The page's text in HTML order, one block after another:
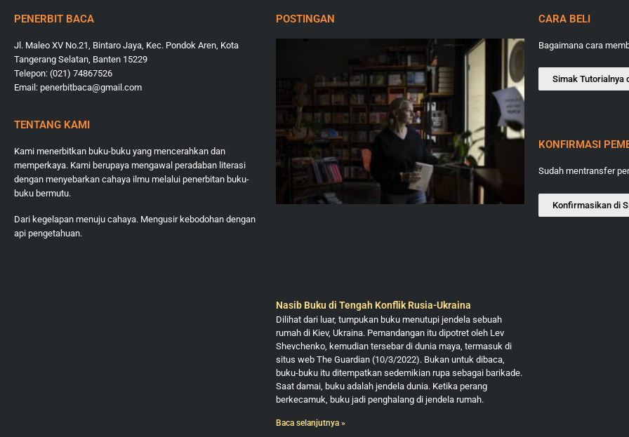
PENERBIT BACA
Jl. Maleo XV No.21, Bintaro Jaya, Kec. Pondok Aren, Kota
Tangerang Selatan, Banten 15229
Telepon: (021) 74867526
Email: penerbitbaca@gmail.com
TENTANG KAMI
Kami menerbitkan buku-buku yang mencerahkan dan
memperkaya. Kami berupaya mengawal peradaban literasi
dengan menyebarkan cahaya ilmu melalui penerbitan buku-
buku bermutu.
Dari kegelapan menuju cahaya. Mengusir kebodohan dengan
api pengetahuan.
POSTINGAN
Nasib Buku di Tengah Konflik Rusia-Ukraina
Dilihat dari luar, tumpukan buku menutupi jendela sebuah
rumah di Kiev, Ukraina. Pemandangan itu dipotret oleh Lev
Shevchenko, kemudian tersebar di dunia maya, termasuk di
situs web The Guardian (10/3/2022). Bukan untuk dibaca,
buku-buku itu ditempatkan sedemikian rupa sebagai barikade.
Saat damai, buku adalah jendela dunia. Ketika perang
berkecamuk, buku jadi penghalang di jendela rumah.
Baca selanjutnya »
CARA BELI
Bagaimana cara
Simak Tutorialnya
KONFIRMASI
Sudah mentransfer
Konfirmasikan di